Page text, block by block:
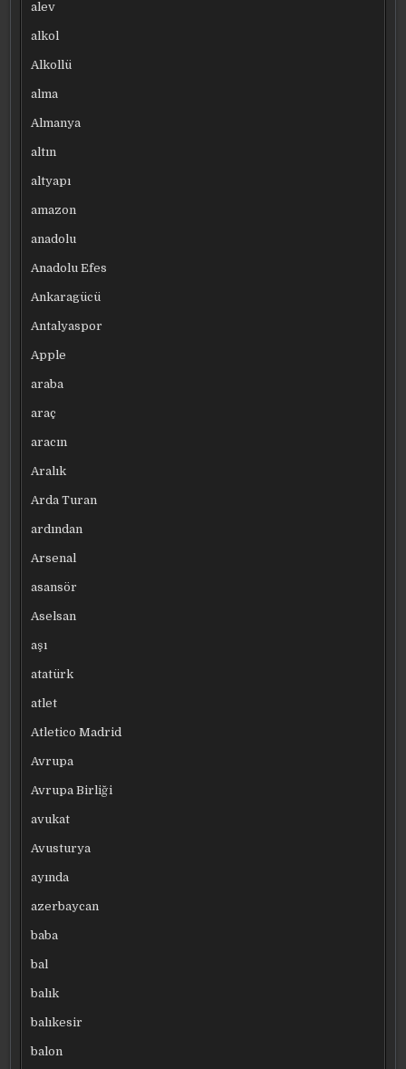
alev
alkol
Alkollü
alma
Almanya
altın
altyapı
amazon
anadolu
Anadolu Efes
Ankaragücü
Antalyaspor
Apple
araba
araç
aracın
Aralık
Arda Turan
ardından
Arsenal
asansör
Aselsan
aşı
atatürk
atlet
Atletico Madrid
Avrupa
Avrupa Birliği
avukat
Avusturya
ayında
azerbaycan
baba
bal
balık
balıkesir
balon